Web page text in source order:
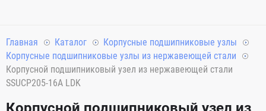
Главная Каталог
Корпусные подшипниковые узлы
Корпусные подшипниковые узлы из нержавеющей стали
Корпусной подшипниковый узел из нержавеющей стали
SSUCP205-16A LDK